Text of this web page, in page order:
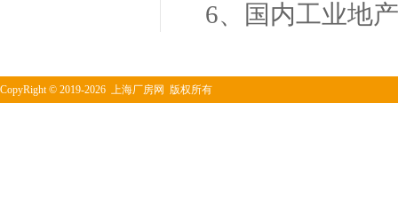
6、国内工业地
CopyRight© 2019-2026 上海厂房网 版权所有